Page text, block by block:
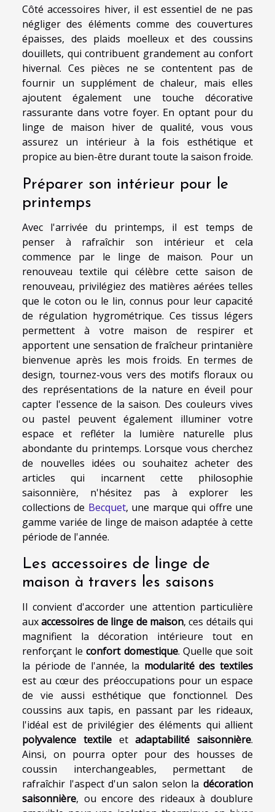
Côté accessoires hiver, il est essentiel de ne pas
négliger des éléments comme des couvertures
épaisses, des plaids moelleux et des coussins
douillets, qui contribuent grandement au confort
hivernal. Ces pièces ne se contentent pas de
fournir un supplément de chaleur, mais elles
ajoutent également une touche décorative
rassurante dans votre foyer. En optant pour du
linge de maison hiver de qualité, vous vous
assurez un intérieur à la fois esthétique et
propice au bien-être durant toute la saison froide.
Préparer son intérieur pour le
printemps
Avec l'arrivée du printemps, il est temps de
penser à rafraîchir son intérieur et cela
commence par le linge de maison. Pour un
renouveau textile qui célèbre cette saison de
renouveau, privilégiez des matières aérées telles
que le coton ou le lin, connus pour leur capacité
de régulation hygrométrique. Ces tissus légers
permettent à votre maison de respirer et
apportent une sensation de fraîcheur printanière
bienvenue après les mois froids. En termes de
design, tournez-vous vers des motifs floraux ou
des représentations de la nature en éveil pour
capter l'essence de la saison. Des couleurs vives
ou pastel peuvent également illuminer votre
espace et refléter la lumière naturelle plus
abondante du printemps. Lorsque vous cherchez
de nouvelles idées ou souhaitez acheter des
articles qui incarnent cette philosophie
saisonnière, n'hésitez pas à explorer les
collections de Becquet, une marque qui offre une
gamme variée de linge de maison adaptée à cette
période de l'année.
Les accessoires de linge de
maison à travers les saisons
Il convient d'accorder une attention particulière
auxaccessoires de linge de maison, ces détails qui
magnifient la décoration intérieure tout en
renforçant leconfort domestique. Quelle que soit
la période de l'année, la modularité des textiles
est au cœur des préoccupations pour un espace
de vie aussi esthétique que fonctionnel. Des
coussins aux tapis, en passant par les rideaux,
l'idéal est de privilégier des éléments qui allient
polyvalence textileetadaptabilité saisonnière.
Ainsi, on pourra opter pour des housses de
coussin interchangeables, permettant de
rafraîchir l'aspect d'un salon selon la décoration
saisonnière, ou encore des rideaux à doublure